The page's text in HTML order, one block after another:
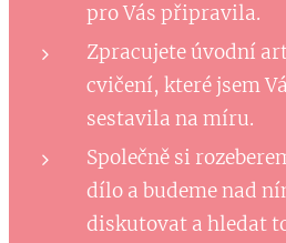
pro Vás připravila.
Zpracujete úvodní
cvičení, které jsem
sestavila na míru.
Společně si
dílo a budeme nad
diskutovat a hledat